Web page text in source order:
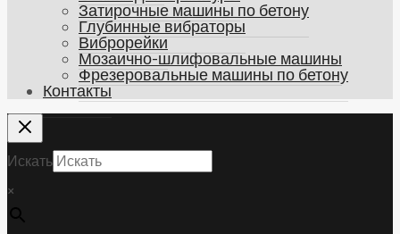
Затирочные машины по бетону
Глубинные вибраторы
Виброрейки
Мозаично-шлифовальные машины
Фрезеровальные машины по бетону
Контакты
Искать
×